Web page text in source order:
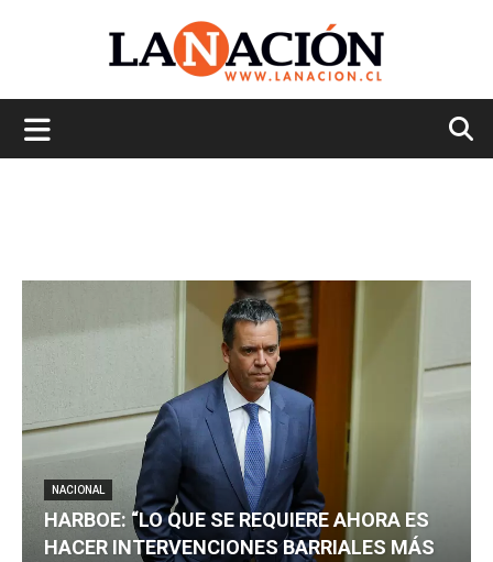
NACIONAL
HARBOE: “LO QUE SE REQUIERE AHORA ES
HACER INTERVENCIONES BARRIALES MÁS